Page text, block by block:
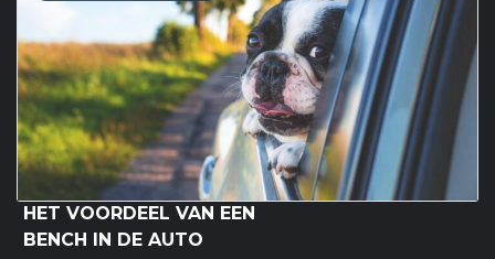
HET VOORDEEL VAN EEN
BENCH IN DE AUTO